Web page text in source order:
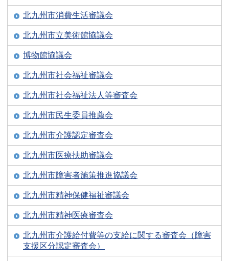
北九州市消費生活審議会
北九州市立美術館協議会
博物館協議会
北九州市社会福祉審議会
北九州市社会福祉法人等審査会
北九州市民生委員推薦会
北九州市介護認定審査会
北九州市医療扶助審議会
北九州市障害者施策推進協議会
北九州市精神保健福祉審議会
北九州市精神医療審査会
北九州市介護給付費等の支給に関する審査会（障害
支援区分認定審査会）